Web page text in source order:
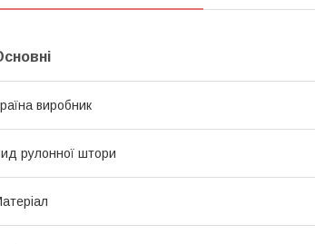
виробник
рулонної штори